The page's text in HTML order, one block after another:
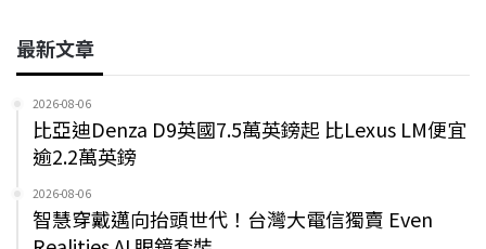
最新文章
2026-08-06
比亞迪Denza D9英國7.5萬英鎊起 比Lexus LM便宜
逾2.2萬英鎊
2026-08-06
智慧穿戴邁向抬頭世代！台灣大電信獨賣 Even